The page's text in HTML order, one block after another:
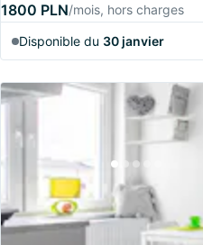
1800 PLN/mois, hors charges
Disponible du 30 janvier